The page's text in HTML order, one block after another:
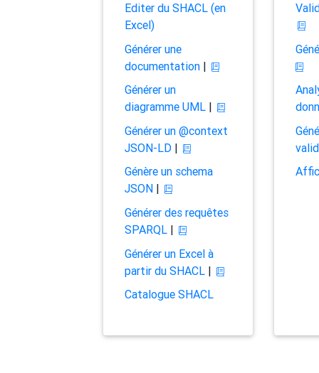
Editer du SHACL (en
Excel)
Générer une
documentation|
Générer un
diagramme UML|
Générer un @context
JSON-LD|
Génère un schema
JSON|
Générer des requêtes
SPARQL|
Générer un Excel à
partir du SHACL|
Catalogue SHACL